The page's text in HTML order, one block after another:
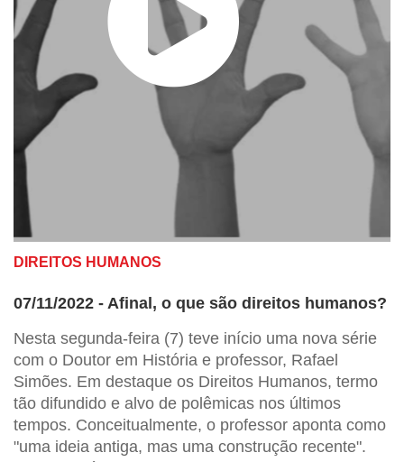
DIREITOS HUMANOS
07/11/2022 - Afinal, o que são direitos humanos?
Nesta segunda-feira (7) teve início uma nova série
com o Doutor em História e professor, Rafael
Simões. Em destaque os Direitos Humanos, termo
tão difundido e alvo de polêmicas nos últimos
tempos. Conceitualmente, o professor aponta como
"uma ideia antiga, mas uma construção recente".